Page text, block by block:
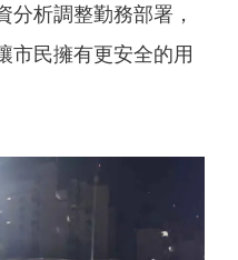
分析調整勤務部署，
市民擁有更安全的用